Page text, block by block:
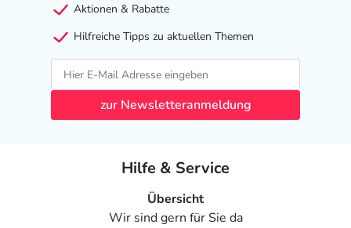
Aktionen & Rabatte
Hilfreiche Tipps zu aktuellen Themen
zur Newsletteranmeldung
Hilfe & Service
Übersicht
Wir sind gern für Sie da